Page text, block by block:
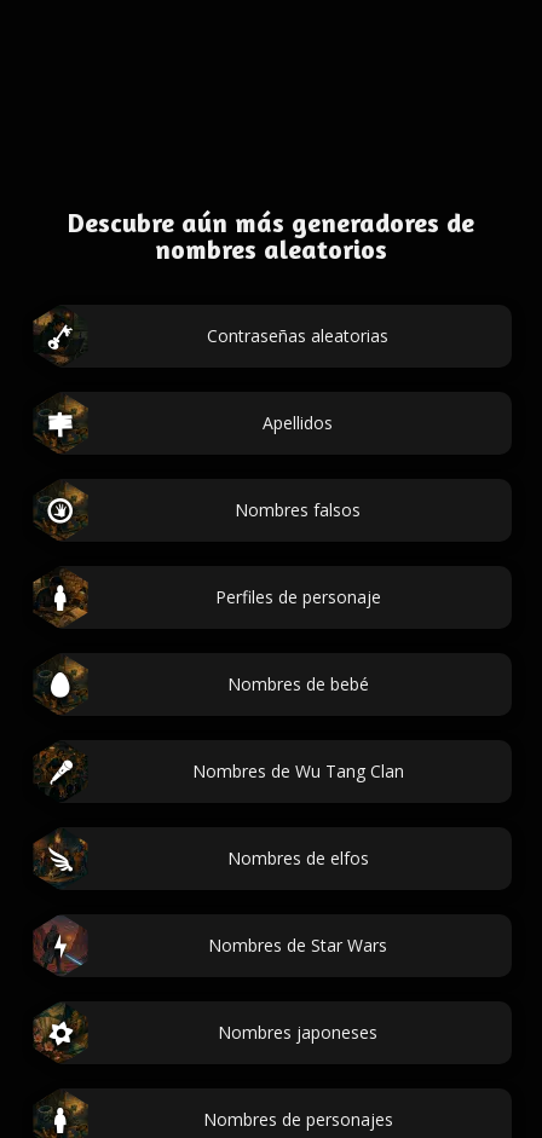
Descubre aún más generadores de
nombres aleatorios
Contraseñas aleatorias
Apellidos
Nombres falsos
Perfiles de personaje
Nombres de bebé
Nombres de Wu Tang Clan
Nombres de elfos
Nombres de Star Wars
Nombres japoneses
Nombres de personajes